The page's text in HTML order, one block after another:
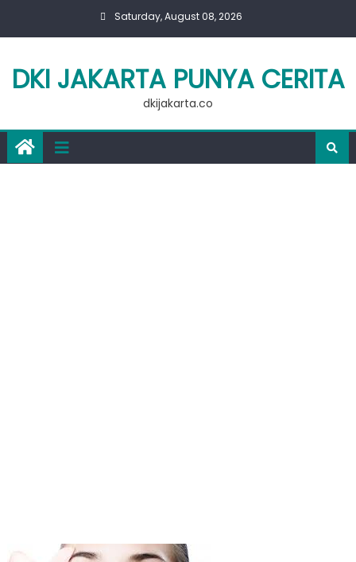
Saturday, August 08, 2026
DKI JAKARTA PUNYA CERITA
dkijakarta.co